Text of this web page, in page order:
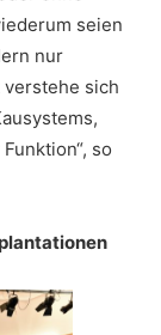
seien
nur
verstehe sich
so